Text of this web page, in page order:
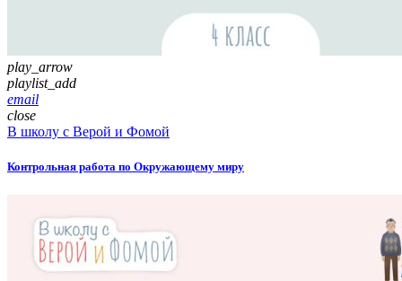
play_arrow
playlist_add
email
close
В школу с Верой и Фомой
Контрольная работа по Окружающему миру